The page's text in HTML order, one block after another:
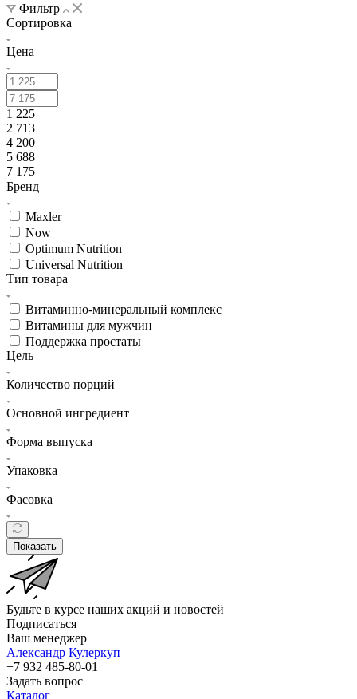
Фильтр
Сортировка
Цена
1 225
2 713
4 200
5 688
7 175
Бренд
Maxler
Now
Optimum Nutrition
Universal Nutrition
Тип товара
Витаминно-минеральный комплекс
Витамины для мужчин
Поддержка простаты
Цель
Количество порций
Основной ингредиент
Форма выпуска
Упаковка
Фасовка
Показать
Будьте в курсе наших акций и новостей
Подписаться
Ваш менеджер
Александр Кулеркуп
+7 932 485-80-01
Задать вопрос
Каталог